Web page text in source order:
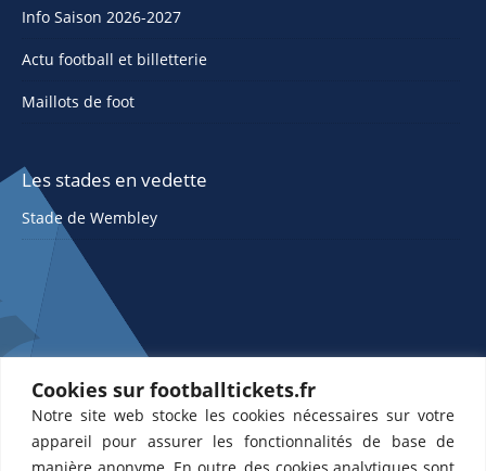
Cookies sur footballtickets.fr
Notre site web stocke les cookies nécessaires sur votre
appareil pour assurer les fonctionnalités de base de
manière anonyme. En outre, des cookies analytiques sont
Info Saison 2026-2027
Actu football et billetterie
Maillots de foot
Les stades en vedette
Stade de Wembley
ETTS 365 SL, Rambla de Catalunya 38, 8, 1, 08007 Barcelone, Espagne |
CIF : ES-B43945534